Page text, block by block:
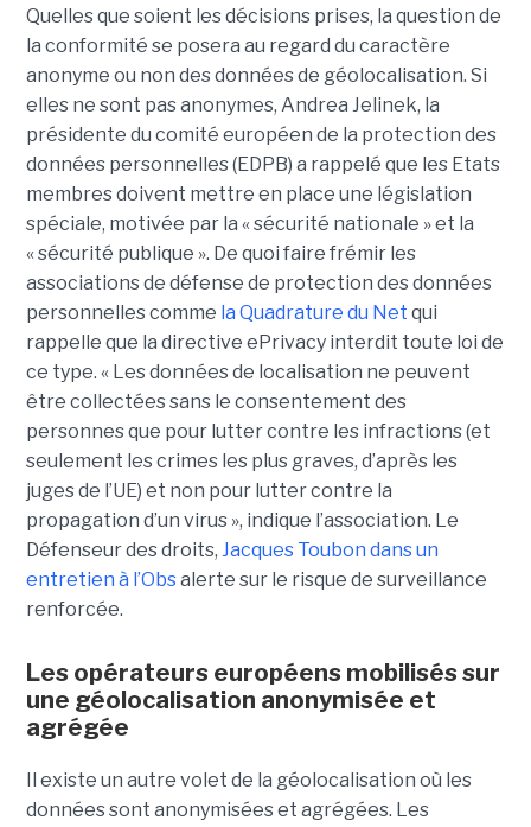
Quelles que soient les décisions prises, la question de
la conformité se posera au regard du caractère
anonyme ou non des données de géolocalisation. Si
elles ne sont pas anonymes, Andrea Jelinek, la
présidente du comité européen de la protection des
données personnelles (EDPB) a rappelé que les Etats
membres doivent mettre en place une législation
spéciale, motivée par la « sécurité nationale » et la
« sécurité publique ». De quoi faire frémir les
associations de défense de protection des données
personnelles comme la Quadrature du Net qui
rappelle que la directive ePrivacy interdit toute loi de
ce type. « Les données de localisation ne peuvent
être collectées sans le consentement des
personnes que pour lutter contre les infractions (et
seulement les crimes les plus graves, d’après les
juges de l’UE) et non pour lutter contre la
propagation d’un virus », indique l’association. Le
Défenseur des droits, Jacques Toubon dans un
entretien à l’Obsalerte sur le risque de surveillance
renforcée.
Les opérateurs européens mobilisés sur
une géolocalisation anonymisée et
agrégée
Il existe un autre volet de la géolocalisation où les
données sont anonymisées et agrégées. Les